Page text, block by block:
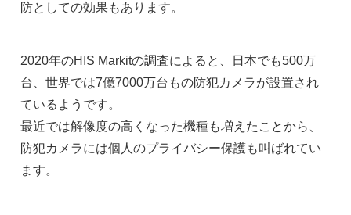
防としての効果もあります。
2020年のHIS Markitの調査によると、日本でも500万
台、世界では7億7000万台もの防犯カメラが設置され
ているようです。
最近では解像度の高くなった機種も増えたことから、
防犯カメラには個人のプライバシー保護も叫ばれてい
ます。